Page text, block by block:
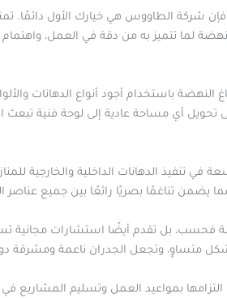
شركة الطاووس هي خيارك الأول دائمًا.
لما تتميز به من دقة في العمل، واهتمام
باستخدام أجود أنواع الدهانات
أي مساحة عادية إلى لوحة فنية تبعث
الدهانات الداخلية والخارجية
يضمن تناغمًا بصريًا رائعًا بين جميع عناصر
بل تقدم أيضًا استشارات مجانية
متساوٍ، وتجعل الجدران ناعمة ومشرقة
بمواعيد العمل وتسليم المشاريع